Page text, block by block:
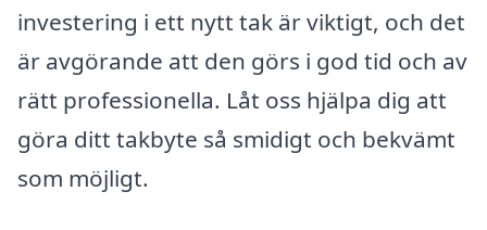
investering i ett nytt tak är viktigt, och det
är avgörande att den görs i god tid och av
rätt professionella. Låt oss hjälpa dig att
göra ditt takbyte så smidigt och bekvämt
som möjligt.